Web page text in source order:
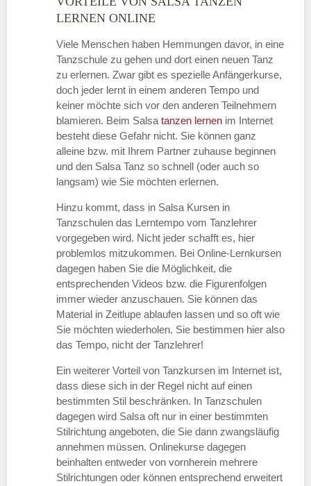
LERNEN ONLINE
Viele Menschen haben Hemmungen davor, in eine
Tanzschule zu gehen und dort einen neuen Tanz
zu erlernen. Zwar gibt es spezielle Anfängerkurse,
doch jeder lernt in einem anderen Tempo und
keiner möchte sich vor den anderen Teilnehmern
blamieren. Beim Salsa tanzen lernen im Internet
besteht diese Gefahr nicht. Sie können ganz
alleine bzw. mit Ihrem Partner zuhause beginnen
und den Salsa Tanz so schnell (oder auch so
langsam) wie Sie möchten erlernen.
Hinzu kommt, dass in Salsa Kursen in
Tanzschulen das Lerntempo vom Tanzlehrer
vorgegeben wird. Nicht jeder schafft es, hier
problemlos mitzukommen. Bei Online-Lernkursen
dagegen haben Sie die Möglichkeit, die
entsprechenden Videos bzw. die Figurenfolgen
immer wieder anzuschauen. Sie können das
Material in Zeitlupe ablaufen lassen und so oft wie
Sie möchten wiederholen. Sie bestimmen hier also
das Tempo, nicht der Tanzlehrer!
Ein weiterer Vorteil von Tanzkursen im Internet ist,
dass diese sich in der Regel nicht auf einen
bestimmten Stil beschränken. In Tanzschulen
dagegen wird Salsa oft nur in einer bestimmten
Stilrichtung angeboten, die Sie dann zwangsläufig
annehmen müssen. Onlinekurse dagegen
beinhalten entweder von vornherein mehrere
Stilrichtungen oder können entsprechend erweitert